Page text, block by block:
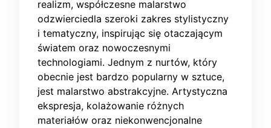
realizm, współczesne malarstwo
odzwierciedla szeroki zakres stylistyczny
i tematyczny, inspirując się otaczającym
światem oraz nowoczesnymi
technologiami. Jednym z nurtów, który
obecnie jest bardzo popularny w sztuce,
jest malarstwo abstrakcyjne. Artystyczna
ekspresja, kolażowanie różnych
materiałów oraz niekonwencjonalne